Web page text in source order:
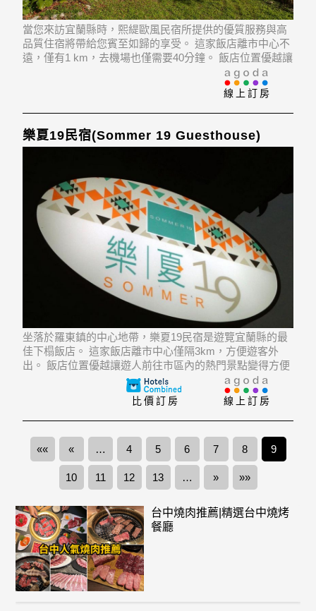
當您來訪宜蘭縣時，熙緹歐風民宿所提供的優質服務與高
品質住宿將帶給您賓至如歸的享受。 這家飯店離市中心不
遠，僅有1 km，去機場也僅需要40分鐘。 飯店位置優越讓
旅客前往市區內的熱門景點變得方便快捷。
線上訂房
樂夏19民宿(Sommer 19 Guesthouse)
坐落於羅東鎮的中心地帶，樂夏19民宿是遊覽宜蘭縣的最
佳下榻飯店。 這家飯店離市中心僅隔3km，方便遊客外
出。 飯店位置優越讓遊人前往市區內的熱門景點變得方便
線上訂房
比價訂房
«« « … 4 5 6 7 8 9
10 11 12 13 … » »»
台中燒肉推薦|精選台中燒烤
餐廳